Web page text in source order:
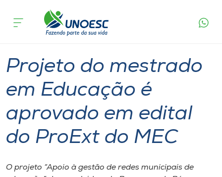
Cursos
Atendimento ao Estudante
Portal de Ensino
A
acontece
Projeto do mestrado
em Educação é
aprovado em edital
do ProExt do MEC
O projeto “Apoio à gestão de redes municipais de